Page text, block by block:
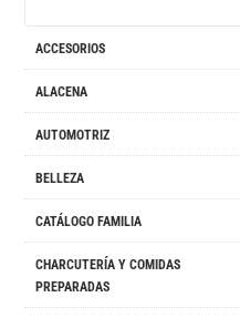
ACCESORIOS
ALACENA
AUTOMOTRIZ
BELLEZA
CATÁLOGO FAMILIA
CHARCUTERÍA Y COMIDAS
PREPARADAS